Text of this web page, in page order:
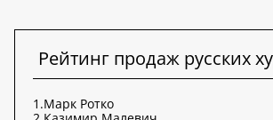
Рейтинг продаж русских
1.Марк Ротко